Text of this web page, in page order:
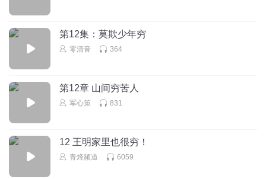
第12集：莫欺少年穷
零清音 364
第12章 山间穷苦人
军心策 831
12 王明家里也很穷！
青烽频道 6059